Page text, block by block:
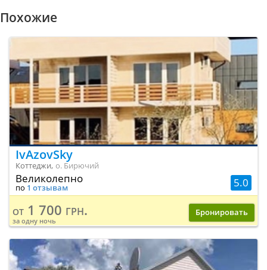
Похожие
IvAzovSky
Коттеджи, о. Бирючий
5.0
Великолепно
по 1 отзывам
от 1 700 грн.
за одну ночь
Бронировать